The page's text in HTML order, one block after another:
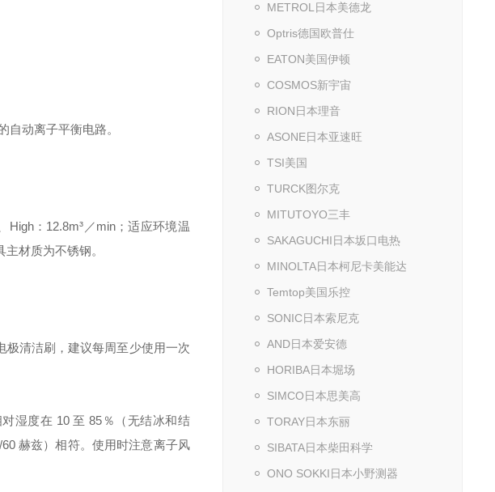
METROL日本美德龙
Optris德国欧普仕
EATON美国伊顿
COSMOS新宇宙
RION日本理音
ASONE日本亚速旺
TSI美国
TURCK图尔克
MITUTOYO三丰
SAKAGUCHI日本坂口电热
MINOLTA日本柯尼卡美能达
Temtop美国乐控
SONIC日本索尼克
AND日本爱安德
HORIBA日本堀场
SIMCO日本思美高
TORAY日本东丽
SIBATA日本柴田科学
ONO SOKKI日本小野测器
动离子平衡电路。
High：12.8m³／min；适应环境温
材质为不锈钢。
极清洁刷，建议每周至少使用一次
湿度在 10 至 85％（无结冰和结
赫兹）相符。使用时注意离子风